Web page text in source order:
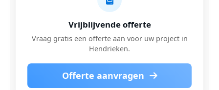
Vrijblijvende offerte
Vraag gratis een offerte aan voor uw project in
Hendrieken.
Offerte aanvragen